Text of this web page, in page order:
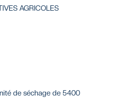
AGRICOLES
de séchage de 5400